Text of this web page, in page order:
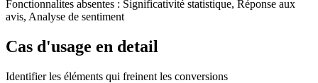
Fonctionnalites absentes : Significativité statistique, Réponse aux
avis, Analyse de sentiment
Cas d'usage en detail
Identifier les éléments qui freinent les conversions